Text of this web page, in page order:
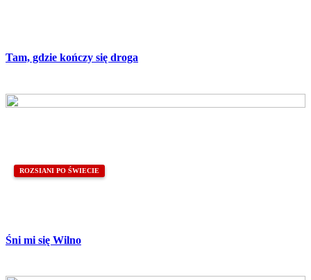
Tam, gdzie kończy się droga
ROZSIANI PO ŚWIECIE
Śni mi się Wilno